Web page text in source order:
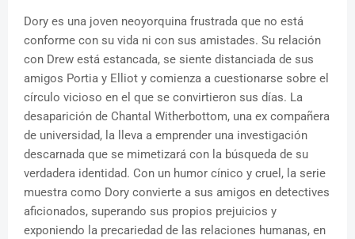
Dory es una joven neoyorquina frustrada que no está
conforme con su vida ni con sus amistades. Su relación
con Drew está estancada, se siente distanciada de sus
amigos Portia y Elliot y comienza a cuestionarse sobre el
círculo vicioso en el que se convirtieron sus días. La
desaparición de Chantal Witherbottom, una ex compañera
de universidad, la lleva a emprender una investigación
descarnada que se mimetizará con la búsqueda de su
verdadera identidad. Con un humor cínico y cruel, la serie
muestra como Dory convierte a sus amigos en detectives
aficionados, superando sus propios prejuicios y
exponiendo la precariedad de las relaciones humanas, en